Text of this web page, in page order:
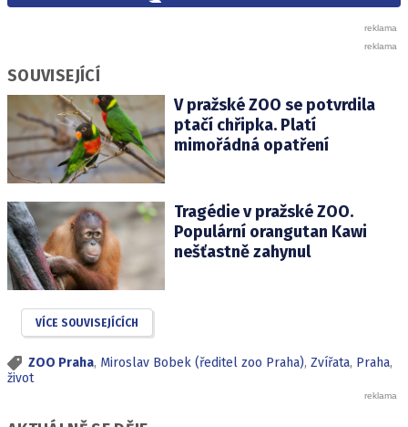
SOUVISEJÍCÍ
V pražské ZOO se potvrdila
ptačí chřipka. Platí
mimořádná opatření
Tragédie v pražské ZOO.
Populární orangutan Kawi
nešťastně zahynul
VÍCE SOUVISEJÍCÍCH
ZOO Praha, Miroslav Bobek (ředitel zoo Praha), Zvířata, Praha,
život